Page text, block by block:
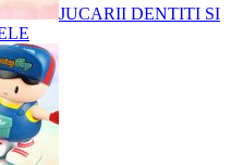
JUCARII DENTITI SI